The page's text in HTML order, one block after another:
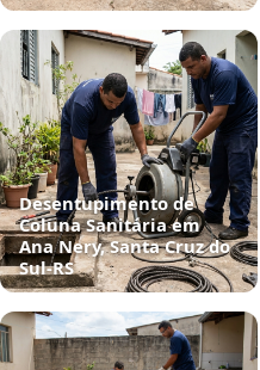
Desentupimento de
Coluna Sanitária em
Ana Nery, Santa Cruz do
Sul‑RS